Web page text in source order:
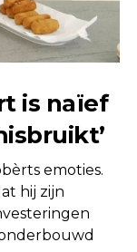
is naïef
emoties.
hij zijn